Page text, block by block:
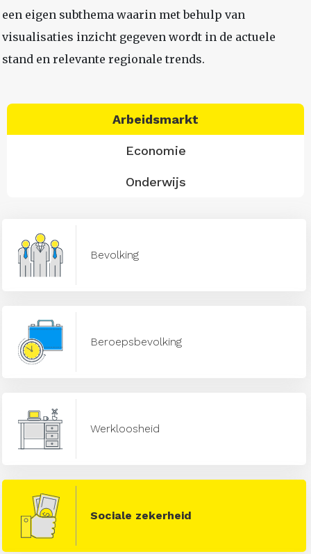
een eigen subthema waarin met behulp van
visualisaties inzicht gegeven wordt in de actuele
stand en relevante regionale trends.
Arbeidsmarkt
Economie
Onderwijs
Bevolking
Beroepsbevolking
Werkloosheid
Sociale zekerheid